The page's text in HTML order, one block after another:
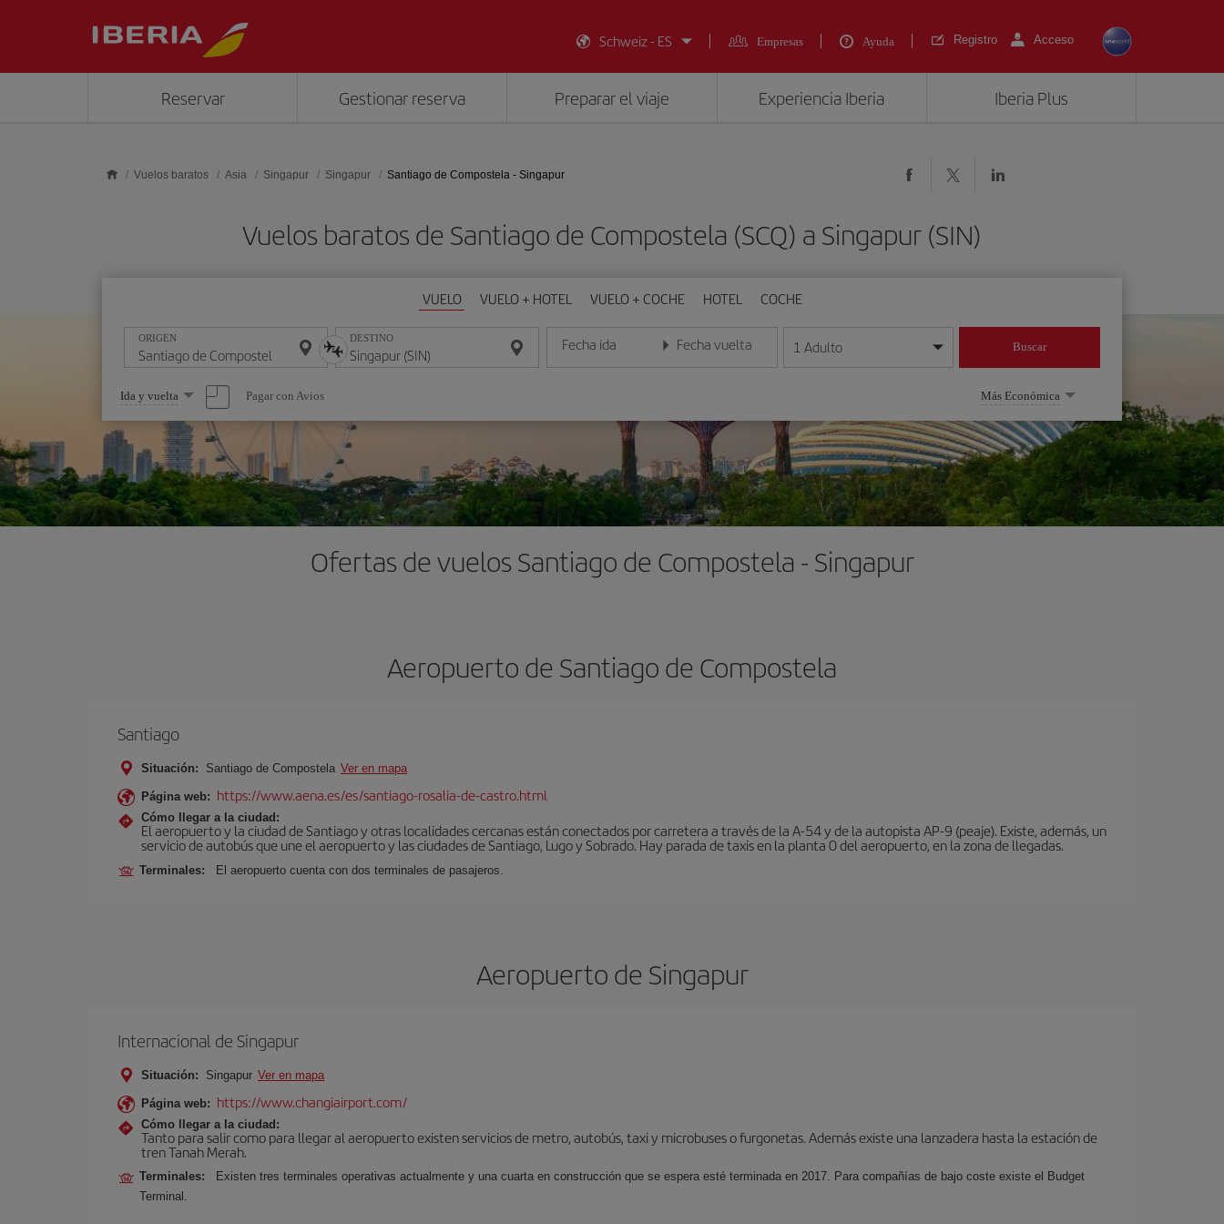
Schweiz - ES
Empresas Ayuda Registro Acceso
Reservar Gestionar reserva Preparar el viaje Experiencia Iberia Iberia Plus
Vuelos baratos Asia Singapur Singapur Santiago de Compostela - Singapur
Vuelos baratos de Santiago de Compostela (SCQ) a Singapur (SIN)
VUELO VUELO + HOTEL VUELO + COCHE HOTEL COCHE
ORIGEN DESTINO Fecha ida
Introduce la fecha en formato día/mes/año
Fecha vuelta
Introduce la fecha en formato día/mes/año
1 Adulto Buscar
Seleccione
una
opción
Ida y vuelta Pagar con Avios Más Económica
Ofertas de vuelos Santiago de Compostela - Singapur
Aeropuerto de Santiago de Compostela
Santiago
Situación: Santiago de Compostela Ver en mapa
Página web: https://www.aena.es/es/santiago-rosalia-de-castro.html
Cómo llegar a la ciudad:
El aeropuerto y la ciudad de Santiago y otras localidades cercanas están conectados por carretera a través de la A-54 y de la autopista AP-9 (peaje). Existe, además, un
servicio de autobús que une el aeropuerto y las ciudades de Santiago, Lugo y Sobrado. Hay parada de taxis en la planta 0 del aeropuerto, en la zona de llegadas.
Terminales: El aeropuerto cuenta con dos terminales de pasajeros.
Aeropuerto de Singapur
Internacional de Singapur
Situación: Singapur Ver en mapa
Página web: https://www.changiairport.com/
Cómo llegar a la ciudad:
Tanto para salir como para llegar al aeropuerto existen servicios de metro, autobús, taxi y microbuses o furgonetas. Además existe una lanzadera hasta la estación de
tren Tanah Merah.
Terminales:
Existen tres terminales operativas actualmente y una cuarta en construcción que se espera esté terminada en 2017. Para compañías de bajo coste existe el Budget
Terminal.